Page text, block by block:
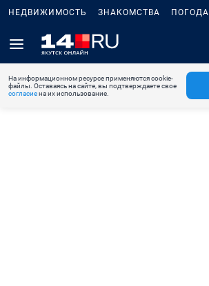
НЕДВИЖИМОСТЬ ЗНАКОМСТВА ПОГОДА
На информационном ресурсе применяются cookie-
файлы. Оставаясь на сайте, вы подтверждаете свое
согласиена их использование.